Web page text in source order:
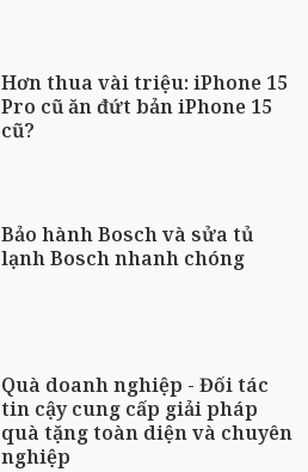
Hơn thua vài triệu: iPhone 15
Pro cũ ăn đứt bản iPhone 15
cũ?
Bảo hành Bosch và sửa tủ
lạnh Bosch nhanh chóng
Quà doanh nghiệp - Đối tác
tin cậy cung cấp giải pháp
quà tặng toàn diện và chuyên
nghiệp